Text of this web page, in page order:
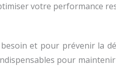
votre performance
et pour prévenir la
pour